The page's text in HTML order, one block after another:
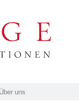
Über uns